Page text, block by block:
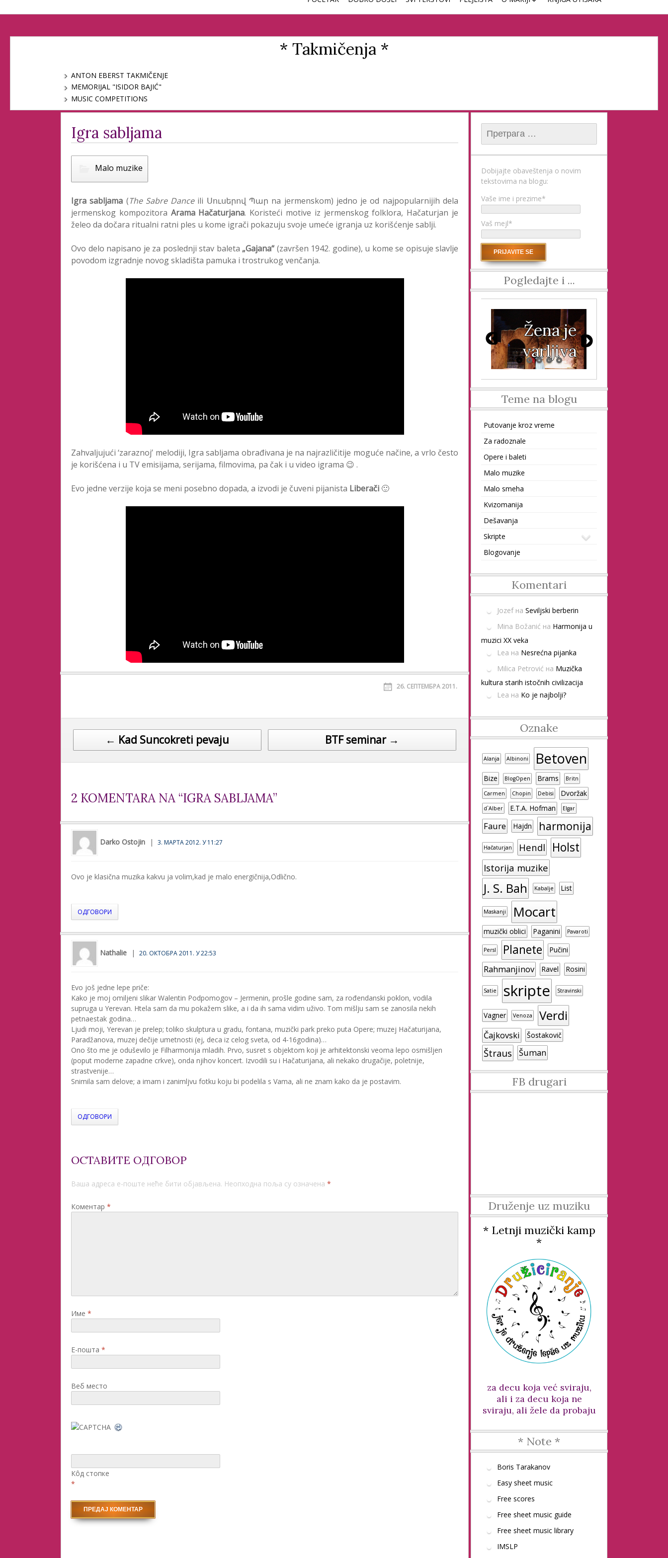
* Takmičenja *
ANTON EBERST TAKMIČENJE
MEMORIJAL "ISIDOR BAJIĆ"
MUSIC COMPETITIONS
Igra sabljama
Malo muzike
Igra sabljama (The Sabre Danceili Սուսերով Պար na jermenskom) jedno je od najpopularnijih dela
jermenskog kompozitora Arama Hačaturjana. Koristeći motive iz jermenskog folklora, Hačaturjan je
želeo da dočara ritualni ratni ples u kome igrači pokazuju svoje umeće igranja uz korišćenje sablji.
Ovo delo napisano je za poslednji stav baleta „Gajana“ (završen 1942. godine), u kome se opisuje slavlje
povodom izgradnje novog skladišta pamuka i trostrukog venčanja.
Zahvaljujući ‘zaraznoj’ melodiji, Igra sabljama obrađivana je na najrazličitije moguće načine, a vrlo često
je korišćena i u TV emisijama, serijama, filmovima, pa čak i u video igrama 😉 .
Evo jedne verzije koja se meni posebno dopada, a izvodi je čuveni pijanista Liberači 🙂
26. СЕПТЕМБРА 2011.
Post navigation BTF seminar →
← Kad Suncokreti pevaju
2 KOMENTARA NA “IGRA SABLJAMA”
Darko Ostojin 3. МАРТА 2012. У 11:27
Ovo je klasična muzika kakvu ja volim,kad je malo energičnija,Odlično.
ОДГОВОРИ
Nathalie 20. ОКТОБРА 2011. У 22:53
Evo još jedne lepe priče:
Kako je moj omiljeni slikar Walentin Podpomogov – Jermenin, prošle godine sam, za rođendanski poklon, vodila
supruga u Yerevan. Htela sam da mu pokažem slike, a i da ih sama vidim uživo. Tom mišlju sam se zanosila nekih
petnaestak godina…
Ljudi moji, Yerevan je prelep; toliko skulptura u gradu, fontana, muzički park preko puta Opere; muzej Hačaturijana,
Paradžanova, muzej dečije umetnosti (ej, deca iz celog sveta, od 4-16godina)…
Ono što me je oduševilo je Filharmonija mladih. Prvo, susret s objektom koji je arhitektonski veoma lepo osmišljen
(poput moderne zapadne crkve), onda njihov koncert. Izvodili su i Hačaturijana, ali nekako drugačije, poletnije,
strastvenije…
Snimila sam delove; a imam i zanimljvu fotku koju bi podelila s Vama, ali ne znam kako da je postavim.
ОДГОВОРИ
ОСТАВИТЕ ОДГОВОР
Ваша адреса е-поште неће бити објављена. Неопходна поља су означена *
Коментар *
Име *
Е-пошта *
Веб место
Кôд стопке
*
Dobijajte obaveštenja o novim
tekstovima na blogu:
Vaše ime i prezime*
Vaš mejl*
Pogledajte i ...
Žena je
varljiva
Teme na blogu
Putovanje kroz vreme
Za radoznale
Opere i baleti
Malo muzike
Malo smeha
Kvizomanija
Dešavanja
Skripte
Blogovanje
Komentari
Jozefна Seviljski berberin
Mina Božanić на Harmonija u
muzici XX veka
Lea на Nesrećna pijanka
Milica Petrović на Muzička
kultura starih istočnih civilizacija
Lea на Ko je najbolji?
Oznake
Alanja Albinoni Betoven
Bize BlogOpen Brams Britn
Carmen Chopin Debisi Dvoržak
d`Alber E.T.A. Hofman Elgar
Faure Hajdn harmonija
Hačaturjan Hendl Holst
Istorija muzike
J. S. Bah Kabalje List
Maskanji Mocart
muzički oblici Paganini Pavaroti
Persl Planete Pučini
Rahmanjinov Ravel Rosini
Satie skripte Stravinski
Vagner Venoza Verdi
Čajkovski Šostakovič
Štraus Šuman
FB drugari
Druženje uz muziku
* Letnji muzički kamp
*
za decu koja već sviraju,
ali i za decu koja ne
sviraju, ali žele da probaju
* Note *
Boris Tarakanov
Easy sheet music
Free scores
Free sheet music guide
Free sheet music library
IMSLP